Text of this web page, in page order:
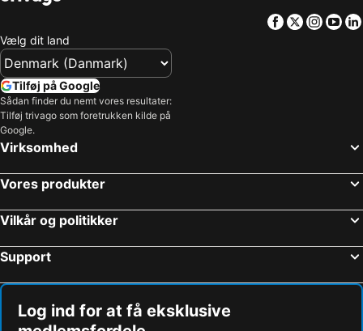
Facebook
Twitter
Vælg dit land
Tilføj på Google
Sådan finder du nemt vores resultater:
Tilføj trivago som foretrukken kilde på
Google.
Virksomhed
Vores produkter
Vilkår og politikker
Support
Log ind for at få eksklusive